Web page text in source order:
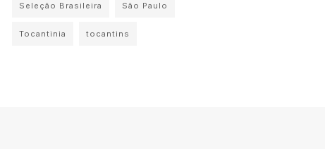
Seleção Brasileira São Paulo
Tocantinia tocantins